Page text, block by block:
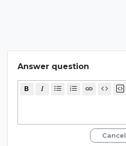
Answer question
Cancel